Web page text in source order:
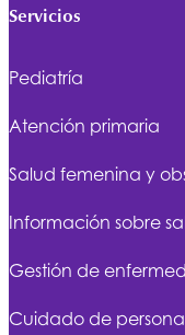
Servicios
Pediatría
Atención primaria
Salud femenina y
Información sobre
Gestión de
Cuidado de